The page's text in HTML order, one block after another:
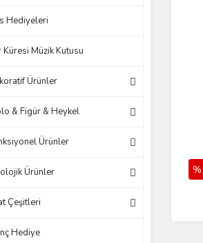
Hediyeleri
Küresi Müzik Kutusu
Ürünler
& Figür & Heykel
Ürünler
Ürünler
Çeşitleri
Hediye